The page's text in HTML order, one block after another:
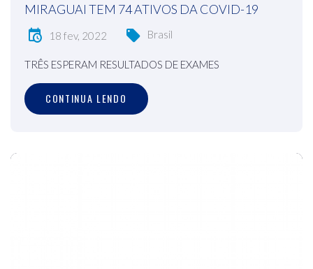
MIRAGUAI TEM 74 ATIVOS DA COVID-19
18 fev, 2022 Brasil
TRÊS ESPERAM RESULTADOS DE EXAMES
CONTINUA LENDO